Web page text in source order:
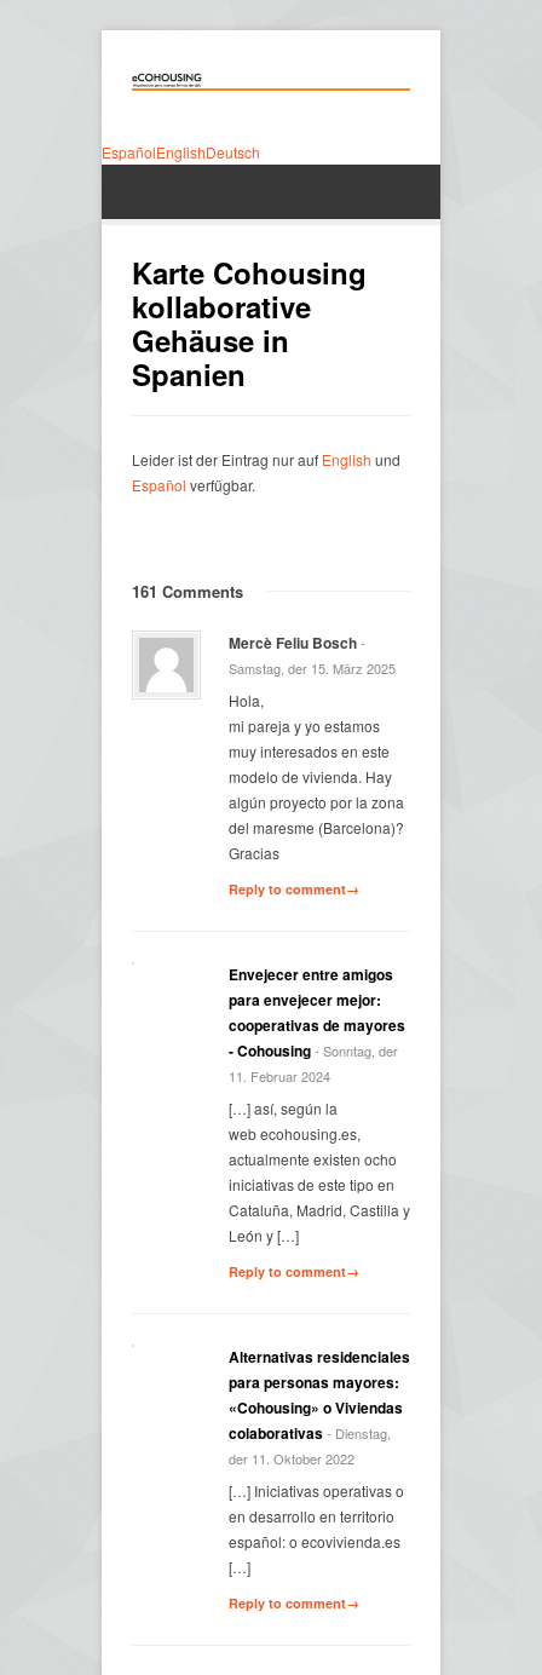
EspañolEnglishDeutsch
Karte Cohousing
kollaborative
Gehäuse in
Spanien
Leider ist der Eintrag nur auf English und
Español verfügbar.
161 Comments
Mercè Feliu Bosch-
Samstag, der 15. März 2025
Hola,
mi pareja y yo estamos
muy interesados en este
modelo de vivienda. Hay
algún proyecto por la zona
del maresme (Barcelona)?
Gracias
Reply to comment→
Envejecer entre amigos
para envejecer mejor:
cooperativas de mayores
- Cohousing- Sonntag, der
11. Februar 2024
[…] así, según la
web ecohousing.es,
actualmente existen ocho
iniciativas de este tipo en
Cataluña, Madrid, Castilla y
León y […]
Reply to comment→
Alternativas residenciales
para personas mayores:
«Cohousing» o Viviendas
colaborativas- Dienstag,
der 11. Oktober 2022
[…] Iniciativas operativas o
en desarrollo en territorio
español: o ecovivienda.es
[…]
Reply to comment→